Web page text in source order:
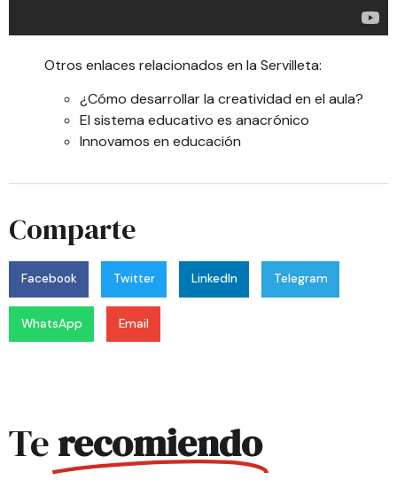
Otros enlaces relacionados en la Servilleta:
¿Cómo desarrollar la creatividad en el aula?
El sistema educativo es anacrónico
Innovamos en educación
Comparte
Facebook Twitter LinkedIn Telegram
WhatsApp Email
Terecomiendo